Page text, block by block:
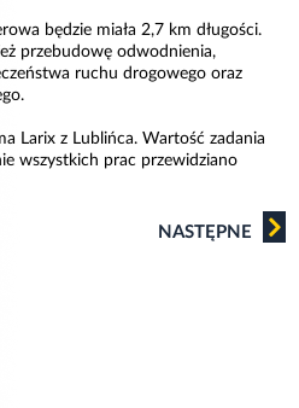
będzie miała 2,7 km długości.
przebudowę odwodnienia,
ruchu drogowego oraz
Larix z Lublińca. Wartość zadania
wszystkich prac przewidziano
NASTĘPNE